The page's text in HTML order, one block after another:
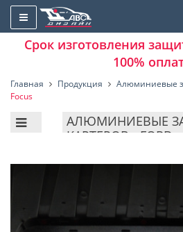
Срок изготовления
100%
Главная Продукция Алюминиевые
Focus
АЛЮМИНИЕВЫЕ
КАРТЕРОВ - FORD -